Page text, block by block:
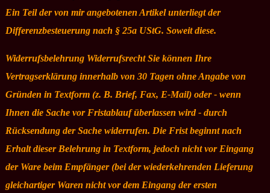
Ein Teil der von mir angebotenen Artikel unterliegt der
Differenzbesteuerung nach § 25a UStG. Soweit diese.
Widerrufsbelehrung Widerrufsrecht Sie können Ihre
Vertragserklärung innerhalb von 30 Tagen ohne Angabe von
Gründen in Textform (z. B. Brief, Fax, E-Mail) oder - wenn
Ihnen die Sache vor Fristablauf überlassen wird - durch
Rücksendung der Sache widerrufen. Die Frist beginnt nach
Erhalt dieser Belehrung in Textform, jedoch nicht vor Eingang
der Ware beim Empfänger (bei der wiederkehrenden Lieferung
gleichartiger Waren nicht vor dem Eingang der ersten